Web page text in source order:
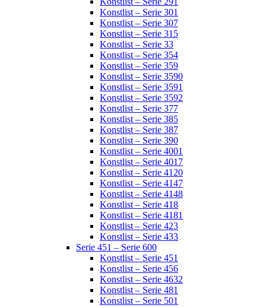
Konstlist – Serie 301
Konstlist – Serie 307
Konstlist – Serie 315
Konstlist – Serie 33
Konstlist – Serie 354
Konstlist – Serie 359
Konstlist – Serie 3590
Konstlist – Serie 3591
Konstlist – Serie 3592
Konstlist – Serie 377
Konstlist – Serie 385
Konstlist – Serie 387
Konstlist – Serie 390
Konstlist – Serie 4001
Konstlist – Serie 4017
Konstlist – Serie 4120
Konstlist – Serie 4147
Konstlist – Serie 4148
Konstlist – Serie 418
Konstlist – Serie 4181
Konstlist – Serie 423
Konstlist – Serie 433
Serie 451 – Serie 600
Konstlist – Serie 451
Konstlist – Serie 456
Konstlist – Serie 4632
Konstlist – Serie 481
Konstlist – Serie 501